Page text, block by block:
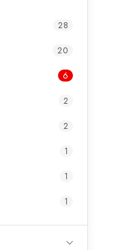
28
20
6
2
2
1
1
1